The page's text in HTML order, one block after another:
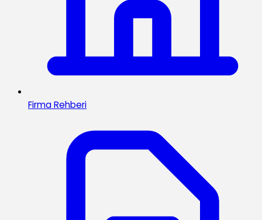
Firma Rehberi